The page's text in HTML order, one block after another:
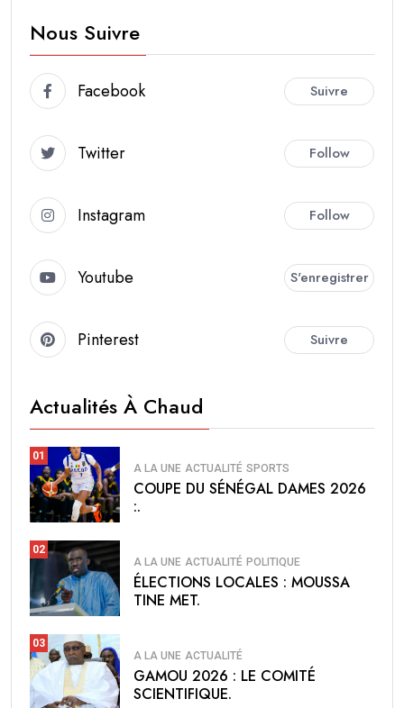
Nous Suivre
Facebook Suivre
Twitter Follow
Instagram Follow
Youtube S'enregistrer
Pinterest Suivre
Actualités À Chaud
01
A LA UNE ACTUALITÉ SPORTS
COUPE DU SÉNÉGAL DAMES 2026
:.
02
A LA UNE ACTUALITÉ POLITIQUE
ÉLECTIONS LOCALES : MOUSSA
TINE MET.
03
A LA UNE ACTUALITÉ
GAMOU 2026 : LE COMITÉ
SCIENTIFIQUE.